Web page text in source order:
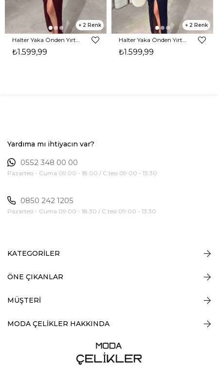
2
Halter Yaka Önden Yırtmaçlı Midi Boy Bordo Hasre Kadın Elbise 26Y502
₺1.599,99
2
Halter Yaka Önden Yırtmaçlı Midi Boy Lacivert Hasre Kadın Elbise 26Y502
₺1.599,99
Yardıma mı ihtiyacın var?
0552 348 00 00
Pazartesi - Cuma 09:00 - 18:00 / C.tesi 09:00 - 13:30
0850 242 1205
Pazartesi - Cuma 09:00 - 18:30 / C.tesi 09:00 - 13:30
KATEGORİLER
ÖNE ÇIKANLAR
MÜŞTERİ
MODA ÇELİKLER HAKKINDA